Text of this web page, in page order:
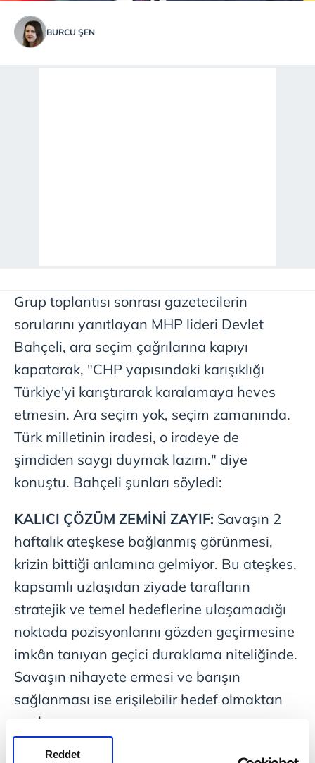
Reddet
BURCU ŞEN
Grup toplantısı sonrası gazetecilerin
sorularını yanıtlayan MHP lideri Devlet
Bahçeli, ara seçim çağrılarına kapıyı
kapatarak, "CHP yapısındaki karışıklığı
Türkiye'yi karıştırarak karalamaya heves
etmesin. Ara seçim yok, seçim zamanında.
Türk milletinin iradesi, o iradeye de
şimdiden saygı duymak lazım." diye
konuştu. Bahçeli şunları söyledi:
KALICI ÇÖZÜM ZEMİNİ ZAYIF: Savaşın 2
haftalık ateşkese bağlanmış görünmesi,
krizin bittiği anlamına gelmiyor. Bu ateşkes,
kapsamlı uzlaşıdan ziyade tarafların
stratejik ve temel hedeflerine ulaşamadığı
noktada pozisyonlarını gözden geçirmesine
imkân tanıyan geçici duraklama niteliğinde.
Savaşın nihayete ermesi ve barışın
sağlanması ise erişilebilir hedef olmaktan
uzak.